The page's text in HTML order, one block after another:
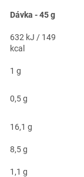
Dávka - 45 g
632 kJ / 149
kcal
1 g
0,5 g
16,1 g
8,5 g
1,1 g